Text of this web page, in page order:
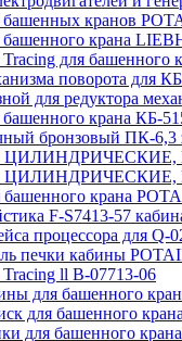
башенных кранов
башенного крана
для башенного
поворота для
для редуктора
башенного крана КБ-
бронзовый ПК-6,3
башенного крана
F-S7413-57
процессора для Q-
печки кабины
ll B-07713-06
для башенного
для башенного
для башенного